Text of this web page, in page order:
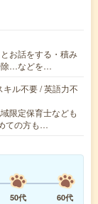
お話をする・積み
除…などを…
ル不要 / 英語力不
限定保育士なども
ての方も…
50代
60代